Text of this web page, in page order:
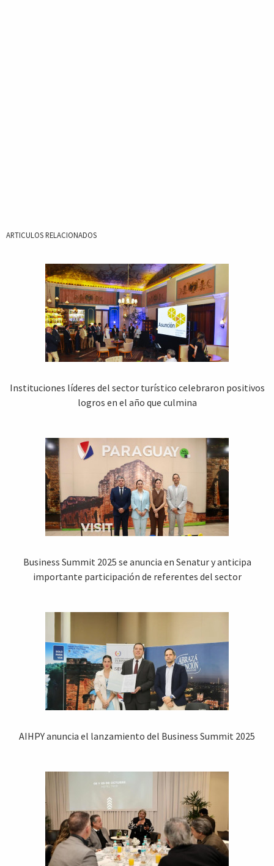
ARTICULOS RELACIONADOS
Instituciones líderes del sector turístico celebraron positivos
logros en el año que culmina
Business Summit 2025 se anuncia en Senatur y anticipa
importante participación de referentes del sector
AIHPY anuncia el lanzamiento del Business Summit 2025